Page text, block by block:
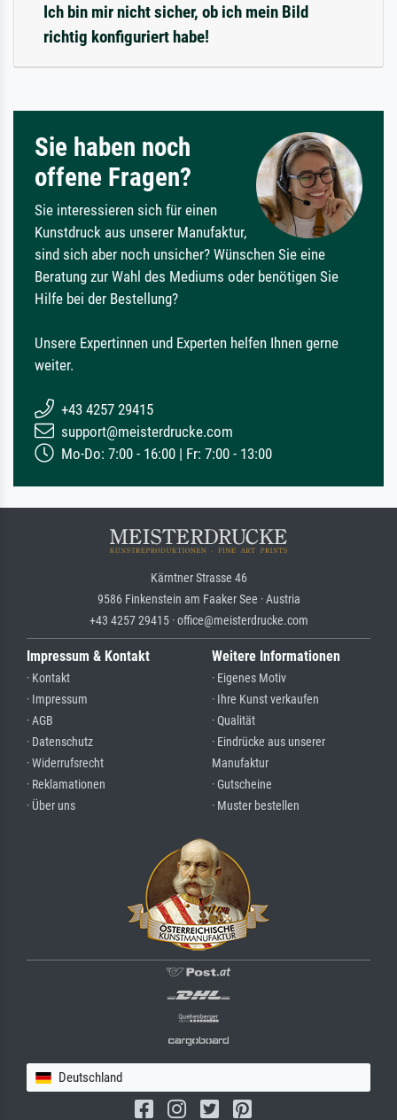
Ich bin mir nicht sicher, ob ich mein Bild
richtig konfiguriert habe!
Sie haben noch
offene Fragen?
Sie interessieren sich für einen
Kunstdruck aus unserer Manufaktur,
sind sich aber noch unsicher? Wünschen Sie eine
Beratung zur Wahl des Mediums oder benötigen Sie
Hilfe bei der Bestellung?
Unsere Expertinnen und Experten helfen Ihnen gerne
weiter.
+43 4257 29415
support@meisterdrucke.com
Mo-Do: 7:00 - 16:00 | Fr: 7:00 - 13:00
Kärntner Strasse 46
9586 Finkenstein am Faaker See · Austria
+43 4257 29415 · office@meisterdrucke.com
Impressum & Kontakt
· Kontakt
· Impressum
· AGB
· Datenschutz
· Widerrufsrecht
· Reklamationen
· Über uns
Weitere Informationen
· Eigenes Motiv
· Ihre Kunst verkaufen
· Qualität
· Eindrücke aus unserer
Manufaktur
· Gutscheine
· Muster bestellen
Deutschland